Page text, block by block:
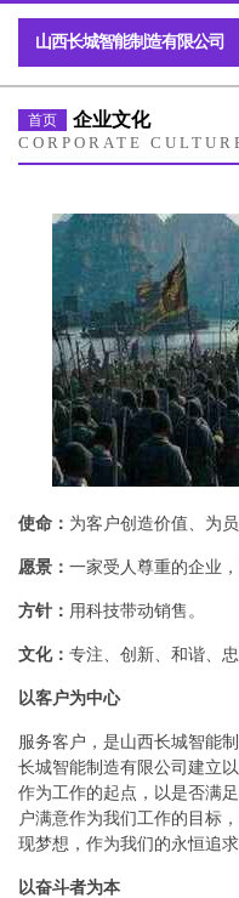
山西长城智能制造有限公司
首页 企业文化
CORPORATE
使命： 为客户创造价值、为员
愿景： 一家受人尊重的企业
方针： 用科技带动销售。
文化： 专注、创新、和谐、
以客户为中心
服务客户，是山西长城智能
长城智能制造有限公司建立
作为工作的起点，以是否满
户满意作为我们工作的目标
现梦想，作为我们的永恒追求
以奋斗者为本